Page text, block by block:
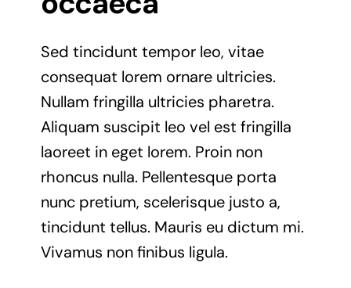
Sed tincidunt tempor leo, vitae
consequat lorem ornare ultricies.
Nullam fringilla ultricies pharetra.
Aliquam suscipit leo vel est fringilla
laoreet in eget lorem. Proin non
rhoncus nulla. Pellentesque porta
nunc pretium, scelerisque justo a,
tincidunt tellus. Mauris eu dictum mi.
Vivamus non finibus ligula.